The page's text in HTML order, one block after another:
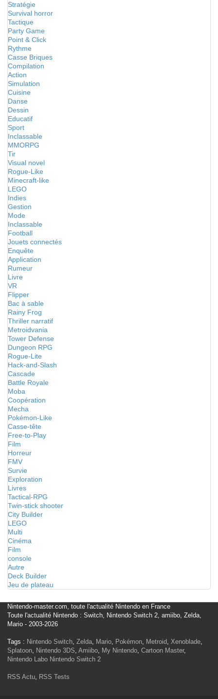
Stratégie
Survival horror
Tactique
Party Game
Point & Click
Rythme
Casse Briques
Compilation
Action
Simulation
Cuisine
Danse
Dessin
Educatif
Sport
Inclassable
MMORPG
Tir
Visual novel
Rogue-Like
Minecraft-like
LEGO
Indies
Gestion
Mode
Inclassable
Football
Jouets connectés
Enquête
Application
Rumeur
Livre
VR
Flipper
Bac à sable
Rainy Frog
Thriller narratif
Metroidvania
Tower Defense
Dungeon RPG
Rogue-Lite
Hack-and-Slash
Cascade
Battle Royale
Moba
Coopération
Mecha
Pokémon-Like
Casse-tête
Free-to-Play
Film
Horreur
FMV
Survie
Exploration
Livres
Tactical-RPG
Twin-stick shooter
City Builder
LEGO
Multi
Cinéma
Film
console
Autre
Deck Builder
Jeu de plateau
Nintendo-master.com, toute l'actualité Nintendo en France
Toute l'actualité Nintendo : Switch, Nintendo Switch 2, amiibo, Zelda,
Mario - 2003-2026
Tags : Nintendo Switch, Zelda, Mario, Pokémon, Metroid, Xenoblade,
Splatoon, Nintendo 3DS, Amiibo, My Nintendo, Cartoon Master,
Nintendo Labo Nintendo Switch 2
RSS Actu, RSS Tests